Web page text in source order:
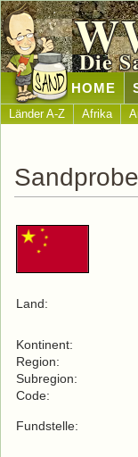
Die
HOME
Länder A-Z Afrika
Land:
Kontinent:
Region:
Subregion:
Code:
Fundstelle: